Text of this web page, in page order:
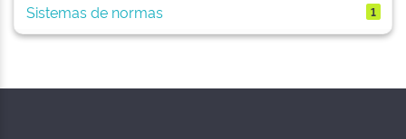
Sistemas de normas 1